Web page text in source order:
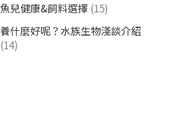
魚兒健康&飼料選擇 (15)
養什麼好呢？水族生物淺談介紹
(14)